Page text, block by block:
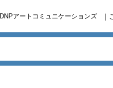
DNPアートコミュニケーションズ ｜